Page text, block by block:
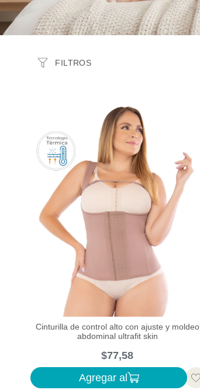
Cinturilla de control alto con ajuste y moldeo
abdominal ultrafit skin
$77,58
Agregar al